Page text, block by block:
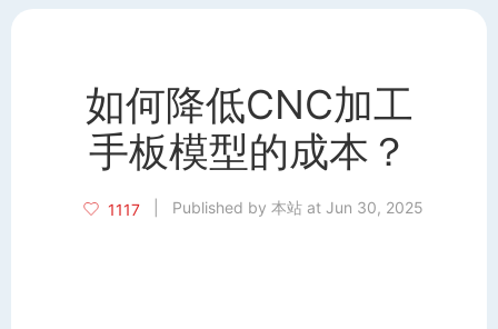
如何降低CNC加工
手板模型的成本？
1117 Published by 本站 at Jun 30, 2025